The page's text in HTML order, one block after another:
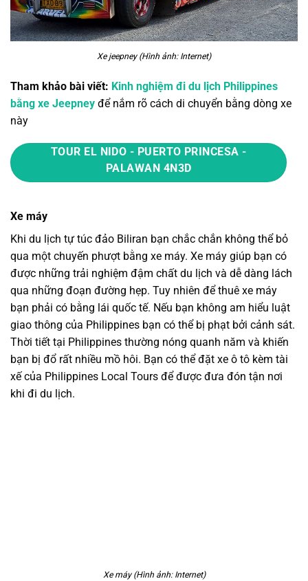
Xe jeepney (Hình ảnh: Internet)
Tham khảo bài viết: Kinh nghiệm đi du lịch Philippines
bằng xe Jeepney để nắm rõ cách di chuyển bằng dòng xe
này
TOUR EL NIDO - PUERTO PRINCESA -
PALAWAN 4N3D
Xe máy
Khi du lịch tự túc đảo Biliran bạn chắc chắn không thể bỏ
qua một chuyến phượt bằng xe máy. Xe máy giúp bạn có
được những trải nghiệm đậm chất du lịch và dễ dàng lách
qua những đoạn đường hẹp. Tuy nhiên để thuê xe máy
bạn phải có bằng lái quốc tế. Nếu bạn không am hiểu luật
giao thông của Philippines bạn có thể bị phạt bởi cảnh sát.
Thời tiết tại Philippines thường nóng quanh năm và khiến
bạn bị đổ rất nhiều mồ hôi. Bạn có thể đặt xe ô tô kèm tài
xế của Philippines Local Tours để được đưa đón tận nơi
khi đi du lịch.
Xe máy (Hình ảnh: Internet)